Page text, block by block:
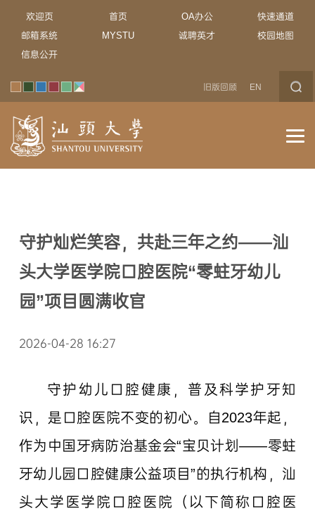
欢迎页 首页 OA办公
快速通道
邮箱系统
MYSTU 诚聘英才
校园地图
信息公开
旧版回顾 EN
守护灿烂笑容，共赴三年之约——汕
头大学医学院口腔医院“零蛀牙幼儿
园”项目圆满收官
2026-04-28 16:27
守护幼儿口腔健康，普及科学护牙知
识，是口腔医院不变的初心。自2023年起，
作为中国牙病防治基金会“宝贝计划——零蛀
牙幼儿园口腔健康公益项目”的执行机构，汕
头大学医学院口腔医院（以下简称口腔医